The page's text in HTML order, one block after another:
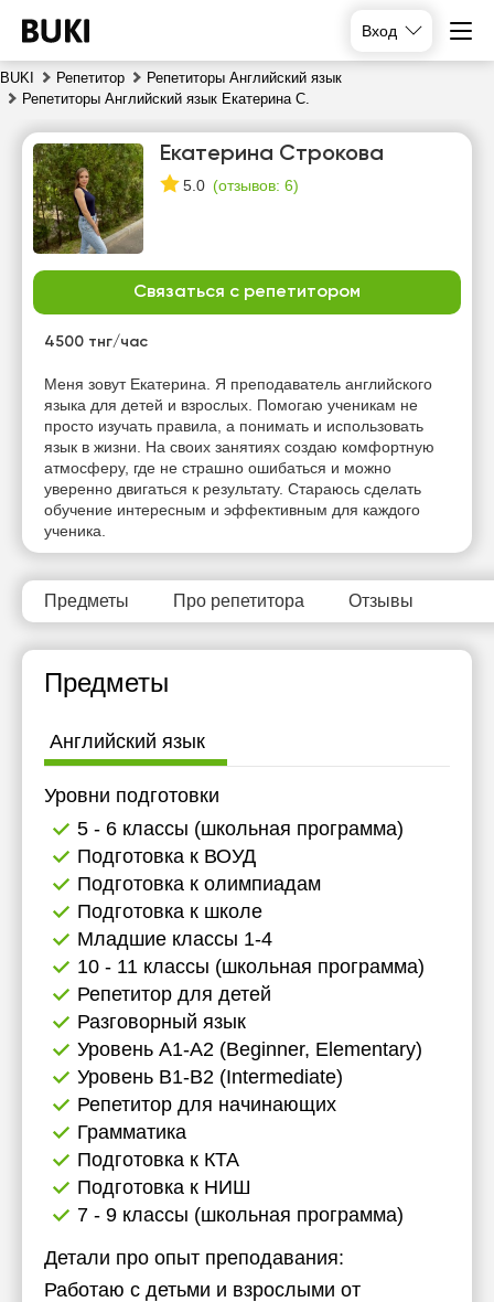
Вход
BUKI Репетитор
Репетиторы Английский язык
Репетиторы Английский язык Екатерина С.
Екатерина Строкова
5.0 (отзывов: 6)
Связаться с репетитором
4500 тнг/час
Меня зовут Екатерина. Я преподаватель английского
языка для детей и взрослых. Помогаю ученикам не
просто изучать правила, а понимать и использовать
язык в жизни. На своих занятиях создаю комфортную
атмосферу, где не страшно ошибаться и можно
уверенно двигаться к результату. Стараюсь сделать
обучение интересным и эффективным для каждого
ученика.
Предметы Про репетитора Отзывы
Предметы
Английский язык
Уровни подготовки
5 - 6 классы (школьная программа)
Подготовка к ВОУД
Подготовка к олимпиадам
Подготовка к школе
Младшие классы 1-4
10 - 11 классы (школьная программа)
Репетитор для детей
Разговорный язык
Уровень А1-А2 (Beginner, Elementary)
Уровень B1-B2 (Intermediate)
Репетитор для начинающих
Грамматика
Подготовка к КТА
Подготовка к НИШ
7 - 9 классы (школьная программа)
Детали про опыт преподавания:
Работаю с детьми и взрослыми от
вт
ср
Нет
свободных
часов
Нет
свободных
часов
Нет
свободных
часов
Нет
свободных
часов